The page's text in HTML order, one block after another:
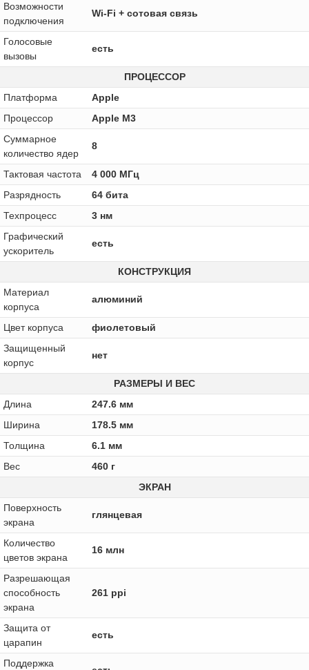
Возможности
подключения
Wi-Fi + сотовая связь
Голосовые
вызовы
есть
ПРОЦЕССОР
Платформа
Apple
Процессор
Apple M3
Суммарное
количество ядер
8
Тактовая частота
4 000 МГц
Разрядность
64 бита
Техпроцесс
3 нм
Графический
ускоритель
есть
КОНСТРУКЦИЯ
Материал
корпуса
алюминий
Цвет корпуса
фиолетовый
Защищенный
корпус
нет
РАЗМЕРЫ И ВЕС
Длина
247.6 мм
Ширина
178.5 мм
Толщина
6.1 мм
Вес
460 г
ЭКРАН
Поверхность
экрана
глянцевая
Количество
цветов экрана
16 млн
Разрешающая
способность
экрана
261 ppi
Защита от
царапин
есть
Поддержка